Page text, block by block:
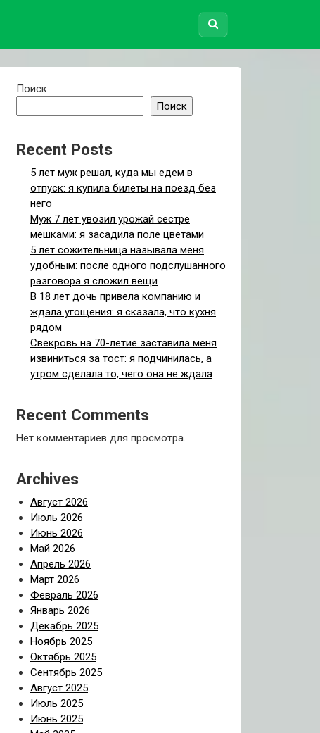
Поиск
Поиск
Recent Posts
5 лет муж решал, куда мы едем в
отпуск: я купила билеты на поезд без
него
Муж 7 лет увозил урожай сестре
мешками: я засадила поле цветами
5 лет сожительница называла меня
удобным: после одного подслушанного
разговора я сложил вещи
В 18 лет дочь привела компанию и
ждала угощения: я сказала, что кухня
рядом
Свекровь на 70-летие заставила меня
извиниться за тост: я подчинилась, а
утром сделала то, чего она не ждала
Recent Comments
Нет комментариев для просмотра.
Archives
Август 2026
Июль 2026
Июнь 2026
Май 2026
Апрель 2026
Март 2026
Февраль 2026
Январь 2026
Декабрь 2025
Ноябрь 2025
Октябрь 2025
Сентябрь 2025
Август 2025
Июль 2025
Июнь 2025